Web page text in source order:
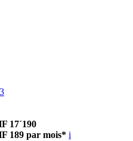
17´190
189 par mois* i